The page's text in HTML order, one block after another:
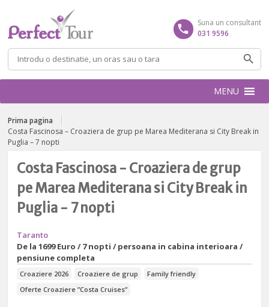
Caută
după:
Suna un consultant
031 9596
MENU
Prima pagina
Costa Fascinosa – Croaziera de grup pe Marea Mediterana si City Break in
Puglia – 7 nopti
Costa Fascinosa - Croaziera de grup
pe Marea Mediterana si City Break in
Puglia - 7 nopti
Taranto
De la1699 Euro / 7 nopti / persoana in cabina interioara /
pensiune completa
Croaziere 2026 Croaziere de grup
Family friendly
Oferte Croaziere ”Costa Cruises”